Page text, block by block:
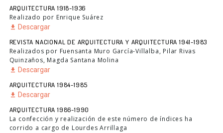
ARQUITECTURA 1918-1936
Realizado por Enrique Suárez
Descargar
REVISTA NACIONAL DE ARQUITECTURA Y ARQUITECTURA 1941-1983
Realizados por Fuensanta Muro García-Villalba, Pilar Rivas
Quinzaños, Magda Santana Molina
Descargar
ARQUITECTURA 1984-1985
Descargar
ARQUITECTURA 1986-1990
La confección y realización de este número de índices ha
corrido a cargo de Lourdes Arrillaga